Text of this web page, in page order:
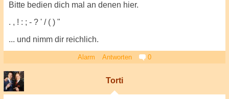
Bitte bedien dich mal an denen hier.
. , ! : ; - ? ' / ( ) "
... und nimm dir reichlich.
Alarm Antworten 0
Torti